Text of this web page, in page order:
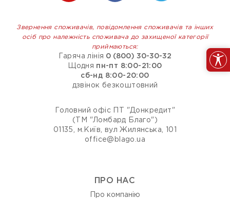
Звернення споживачів, повідомлення споживачів та інших
осіб про належність споживача до захищеної категорії
приймаються:
Гаряча лінія 0 (800) 30-30-32
Щодня пн-пт 8:00-21:00
сб-нд 8:00-20:00
дзвінок безкоштовний
Головний офіс ПТ "Донкредит"
(ТМ "Ломбард Благо")
01135, м.Київ, вул Жилянська, 101
office@blago.ua
ПРО НАС
Про компанію